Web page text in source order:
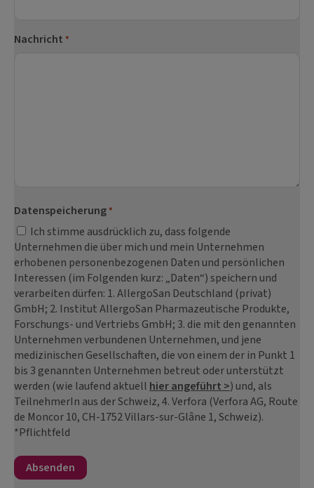
Nachricht *
Datenspeicherung *
Ich stimme ausdrücklich zu, dass folgende
Unternehmen die über mich und mein Unternehmen
erhobenen personenbezogenen Daten und persönlichen
Interessen (im Folgenden kurz: „Daten“) speichern und
verarbeiten dürfen: 1. AllergoSan Deutschland (privat)
GmbH; 2. Institut AllergoSan Pharmazeutische Produkte,
Forschungs- und Vertriebs GmbH; 3. die mit den genannten
Unternehmen verbundenen Unternehmen, und jene
medizinischen Gesellschaften, die von einem der in Punkt 1
bis 3 genannten Unternehmen betreut oder unterstützt
werden (wie laufend aktuellhier angeführt >) und, als
TeilnehmerIn aus der Schweiz, 4. Verfora (Verfora AG, Route
de Moncor 10, CH-1752 Villars-sur-Glâne 1, Schweiz).
*Pflichtfeld